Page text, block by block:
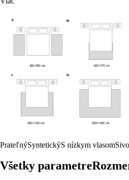
PrateľnýSyntetickýS nízkym vlasom
Všetky parametre